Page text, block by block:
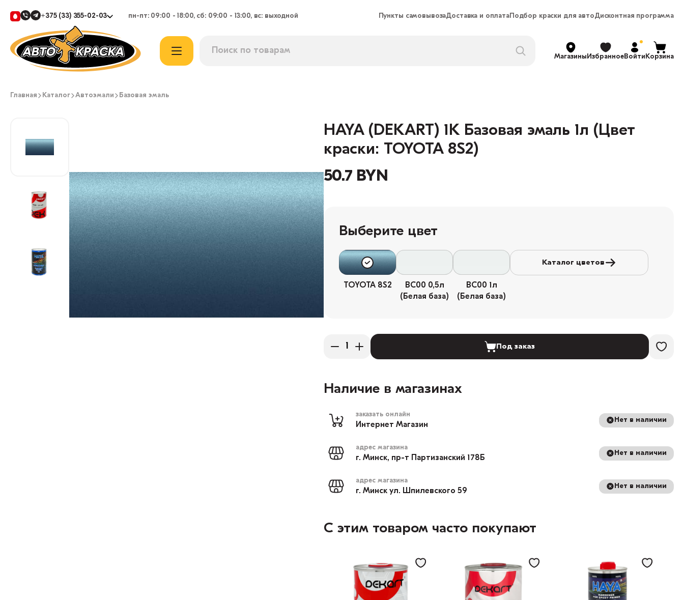
+375 (33) 355-02-03 пн-пт: 09:00 - 18:00, сб: 09:00 - 13:00, вс: выходной Пункты самовывозаДоставка и оплатаПодбор краски для автоДисконтная программа
МагазиныИзбранноеВойтиКорзина
Главная Каталог Автоэмали Базовая эмаль
HAYA (DEKART) 1К Базовая эмаль 1л (Цвет
краски: TOYOTA 8S2)
50.7 BYN
Выберите цвет
TOYOTA 8S2
BC00 0,5л
(Белая база)
BC00 1л
(Белая база)
Каталог цветов
Под заказ
Наличие в магазинах
заказать онлайн
Интернет Магазин
Нет в наличии
адрес магазина
г. Минск, пр-т Партизанский 178Б
Нет в наличии
адрес магазина
г. Минск ул. Шпилевского 59
Нет в наличии
С этим товаром часто покупают